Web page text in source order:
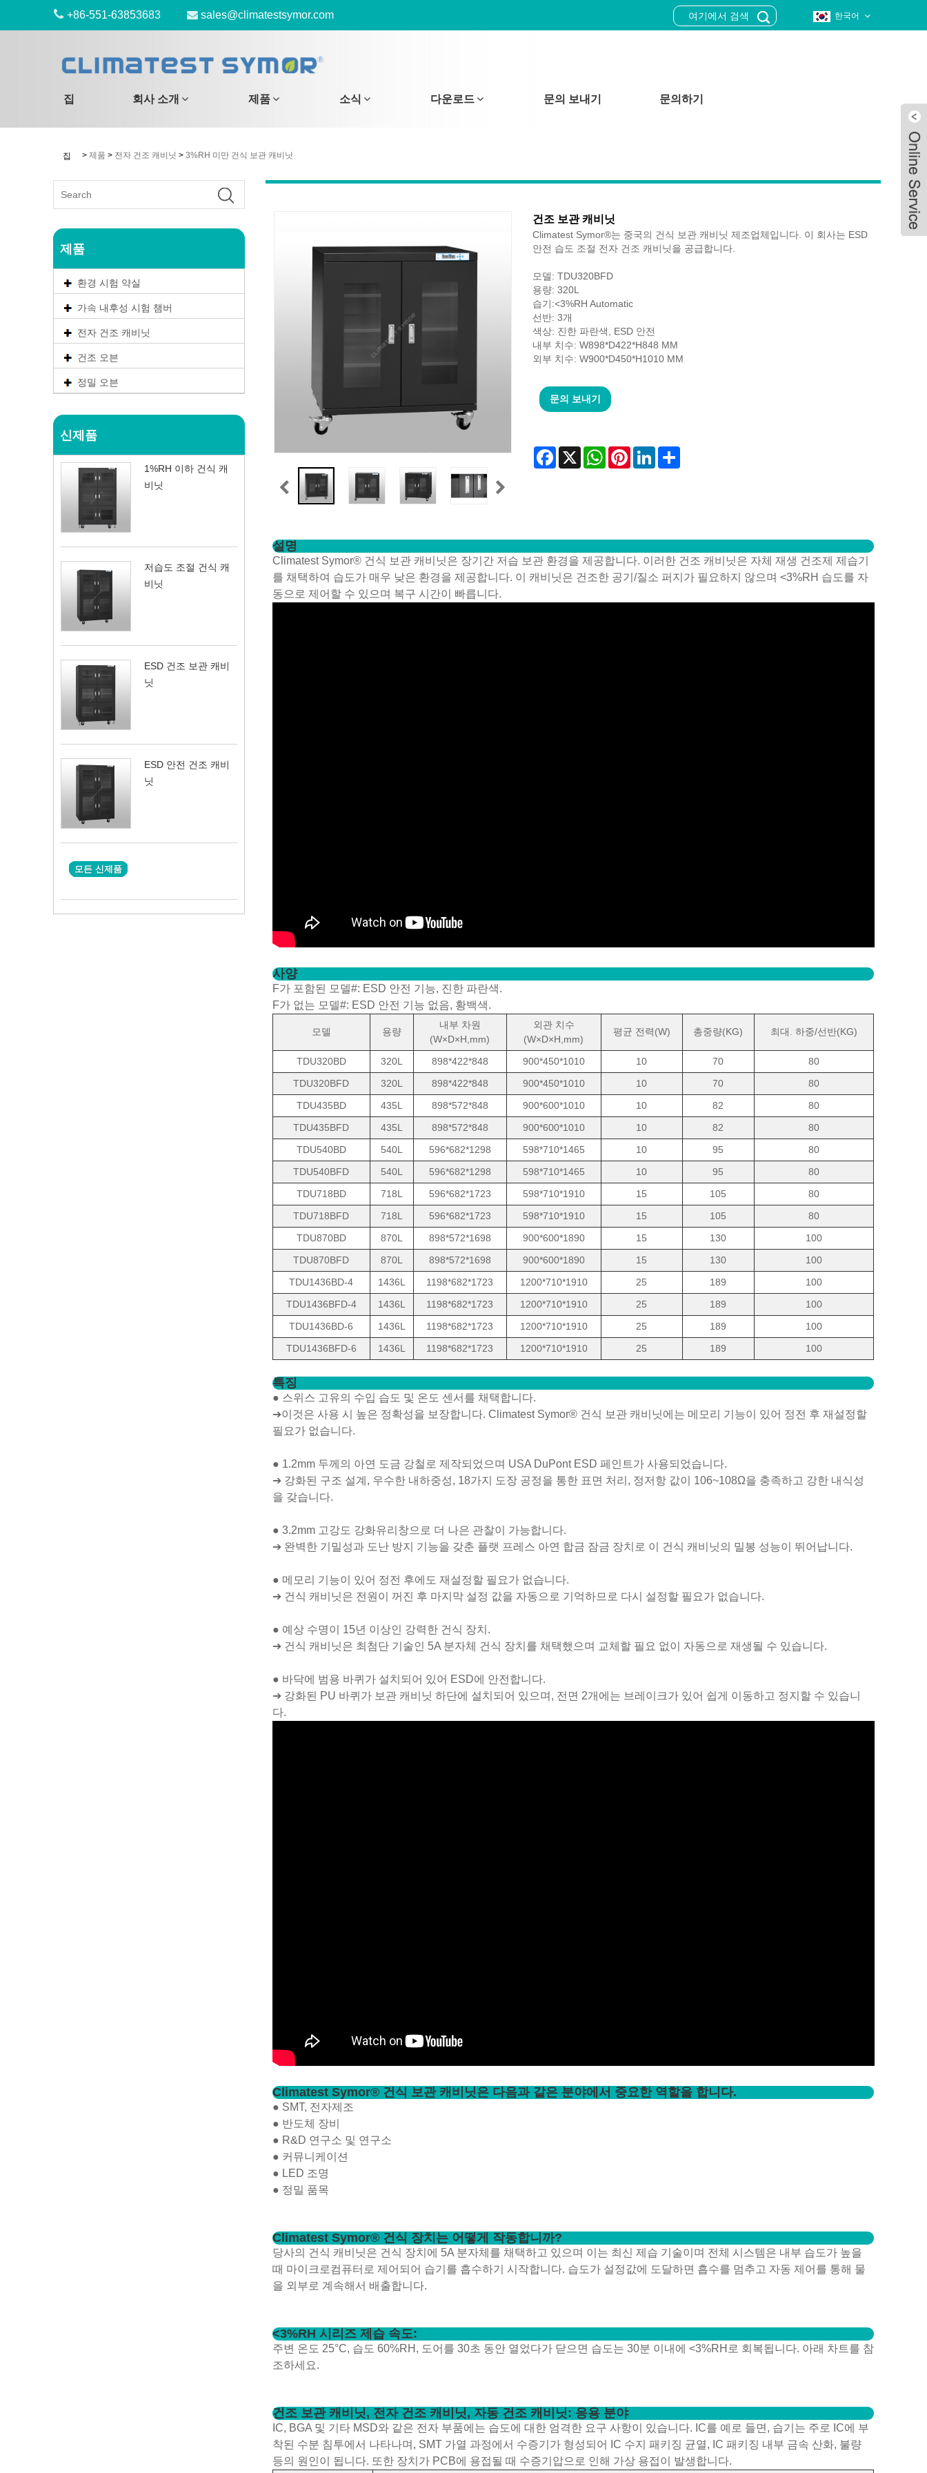
+86-551-63853683 sales@climatestsymor.com 한국어
집 회사 소개 제품 소식 다운로드 문의 보내기 문의하기
집 > 제품 > 전자 건조 캐비닛 > 3%RH 미만 건식 보관 캐비닛
제품
환경 시험 약실
가속 내후성 시험 챔버
전자 건조 캐비닛
건조 오븐
정밀 오븐
신제품
1%RH 이하 건식 캐
비닛
저습도 조절 건식 캐
비닛
ESD 건조 보관 캐비
닛
ESD 안전 건조 캐비
닛
모든 신제품
건조 보관 캐비닛
Climatest Symor®는 중국의 건식 보관 캐비닛 제조업체입니다. 이 회사는 ESD
안전 습도 조절 전자 건조 캐비닛을 공급합니다.
모델: TDU320BFD
용량: 320L
습기:<3%RH Automatic
선반: 3개
색상: 진한 파란색, ESD 안전
내부 치수: W898*D422*H848 MM
외부 치수: W900*D450*H1010 MM
문의 보내기
Facebook
X WhatsAppPinterestLinkedInShare
설명
Climatest Symor® 건식 보관 캐비닛은 장기간 저습 보관 환경을 제공합니다. 이러한 건조 캐비닛은 자체 재생 건조제 제습기
를 채택하여 습도가 매우 낮은 환경을 제공합니다. 이 캐비닛은 건조한 공기/질소 퍼지가 필요하지 않으며 <3%RH 습도를 자
동으로 제어할 수 있으며 복구 시간이 빠릅니다.
사양
F가 포함된 모델#: ESD 안전 기능, 진한 파란색.
F가 없는 모델#: ESD 안전 기능 없음, 황백색.
모델 용량
내부 차원
(W×D×H,mm)
외관 치수
(W×D×H,mm)
평균 전력(W) 총중량(KG) 최대. 하중/선반(KG)
TDU320BD 320L 898*422*848 900*450*1010 10 70
80
TDU320BFD
320L 898*422*848 900*450*1010 10 70
80
TDU435BD
435L 898*572*848 900*600*1010 10 82
80
TDU435BFD
435L 898*572*848 900*600*1010 10 82
80
TDU540BD
540L 596*682*1298 598*710*1465 10 95
80
TDU540BFD
540L 596*682*1298 598*710*1465 10 95
80
TDU718BD
718L 596*682*1723 598*710*1910 15 105
80
TDU718BFD
718L 596*682*1723 598*710*1910 15 105
80
TDU870BD
870L 898*572*1698 900*600*1890 15 130
100
TDU870BFD
870L 898*572*1698 900*600*1890 15 130
100
TDU1436BD-4
1436L 1198*682*1723 1200*710*1910 25 189
100
TDU1436BFD-4
1436L 1198*682*1723 1200*710*1910 25 189
100
TDU1436BD-6
1436L 1198*682*1723 1200*710*1910 25 189
100
TDU1436BFD-6
1436L 1198*682*1723 1200*710*1910 25 189 100
특징
● 스위스 고유의 수입 습도 및 온도 센서를 채택합니다.
➔이것은 사용 시 높은 정확성을 보장합니다. Climatest Symor® 건식 보관 캐비닛에는 메모리 기능이 있어 정전 후 재설정할
필요가 없습니다.
● 1.2mm 두께의 아연 도금 강철로 제작되었으며 USA DuPont ESD 페인트가 사용되었습니다.
➔ 강화된 구조 설계, 우수한 내하중성, 18가지 도장 공정을 통한 표면 처리, 정저항 값이 106~108Ω을 충족하고 강한 내식성
을 갖습니다.
● 3.2mm 고강도 강화유리창으로 더 나은 관찰이 가능합니다.
➔ 완벽한 기밀성과 도난 방지 기능을 갖춘 플랫 프레스 아연 합금 잠금 장치로 이 건식 캐비닛의 밀봉 성능이 뛰어납니다.
● 메모리 기능이 있어 정전 후에도 재설정할 필요가 없습니다.
➔ 건식 캐비닛은 전원이 꺼진 후 마지막 설정 값을 자동으로 기억하므로 다시 설정할 필요가 없습니다.
● 예상 수명이 15년 이상인 강력한 건식 장치.
➔ 건식 캐비닛은 최첨단 기술인 5A 분자체 건식 장치를 채택했으며 교체할 필요 없이 자동으로 재생될 수 있습니다.
● 바닥에 범용 바퀴가 설치되어 있어 ESD에 안전합니다.
➔ 강화된 PU 바퀴가 보관 캐비닛 하단에 설치되어 있으며, 전면 2개에는 브레이크가 있어 쉽게 이동하고 정지할 수 있습니
다.
Climatest Symor® 건식 보관 캐비닛은 다음과 같은 분야에서 중요한 역할을 합니다.
● SMT, 전자제조
● 반도체 장비
● R&D 연구소 및 연구소
● 커뮤니케이션
● LED 조명
● 정밀 품목
Climatest Symor® 건식 장치는 어떻게 작동합니까?
당사의 건식 캐비닛은 건식 장치에 5A 분자체를 채택하고 있으며 이는 최신 제습 기술이며 전체 시스템은 내부 습도가 높을
때 마이크로컴퓨터로 제어되어 습기를 흡수하기 시작합니다. 습도가 설정값에 도달하면 흡수를 멈추고 자동 제어를 통해 물
을 외부로 계속해서 배출합니다.
<3%RH 시리즈 제습 속도:
주변 온도 25°C, 습도 60%RH, 도어를 30초 동안 열었다가 닫으면 습도는 30분 이내에 <3%RH로 회복됩니다. 아래 차트를 참
조하세요.
건조 보관 캐비닛, 전자 건조 캐비닛, 자동 건조 캐비닛: 응용 분야
IC, BGA 및 기타 MSD와 같은 전자 부품에는 습도에 대한 엄격한 요구 사항이 있습니다. IC를 예로 들면, 습기는 주로 IC에 부
착된 수분 침투에서 나타나며, SMT 가열 과정에서 수증기가 형성되어 IC 수지 패키징 균열, IC 패키징 내부 금속 산화, 불량
등의 원인이 됩니다. 또한 장치가 PCB에 용접될 때 수증기압으로 인해 가상 용접이 발생합니다.